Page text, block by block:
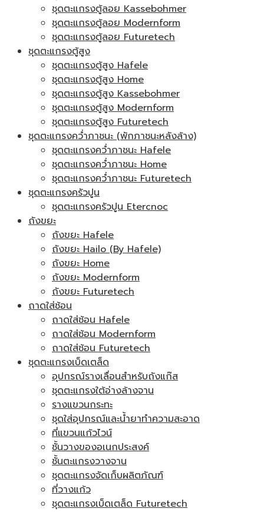
ชุดตะแกรงตู้ลอย Kassebohmer
ชุดตะแกรงตู้ลอย Modernform
ชุดตะแกรงตู้ลอย Futuretech
ชุดตะแกรงตู้สูง
ชุดตะแกรงตู้สูง Hafele
ชุดตะแกรงตู้สูง Home
ชุดตะแกรงตู้สูง Kassebohmer
ชุดตะแกรงตู้สูง Modernform
ชุดตะแกรงตู้สูง Futuretech
ชุดตะแกรงคว่ำภาชนะ (พักภาชนะหลังล้าง)
ชุดตะแกรงคว่ำภาชนะ Hafele
ชุดตะแกรงคว่ำภาชนะ Home
ชุดตะแกรงคว่ำภาชนะ Futuretech
ชุดตะแกรงครัวปูน
ชุดตะแกรงครัวปูน Etercnoc
ถังขยะ
ถังขยะ Hafele
ถังขยะ Hailo (By Hafele)
ถังขยะ Home
ถังขยะ Modernform
ถังขยะ Futuretech
ถาดใส่ช้อน
ถาดใส่ช้อน Hafele
ถาดใส่ช้อน Modernform
ถาดใส่ช้อน Futuretech
ชุดตะแกรงเบ็ดเตล็ด
อุปกรณ์รางเลื่อนสำหรับถังแก๊ส
ชุดตะแกรงใต้อ่างล้างจาน
รางแขวนกระทะ
ชุดใส่อุปกรณ์และน้ำยาทำความสะอาด
ที่แขวนแก้วไวน์
ชั้นวางของอเนกประสงค์
ชั้นตะแกรงวางจาน
ชุดตะแกรงจัดเก็บผลิตภัณฑ์
ที่วางแก้ว
ชุดตะแกรงเบ็ดเตล็ด Futuretech